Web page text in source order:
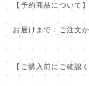
【予約商品について】
お届けまで：ご注文
【ご購入前にご確認